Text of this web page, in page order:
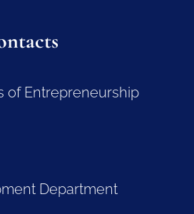
of Entrepreneurship
Department